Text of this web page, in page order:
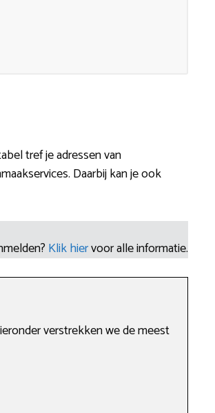
tref je adressen van
Daarbij kan je ook
Klik hiervoor alle informatie.
verstrekken we de meest